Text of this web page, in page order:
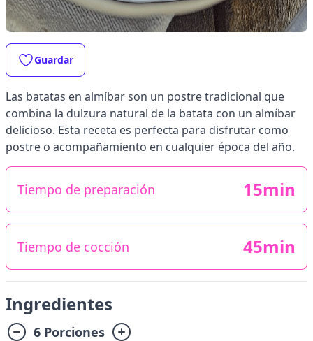
Guardar
Las batatas en almíbar son un postre tradicional que
combina la dulzura natural de la batata con un almíbar
delicioso. Esta receta es perfecta para disfrutar como
postre o acompañamiento en cualquier época del año.
Tiempo de preparación 15min
Tiempo de cocción 45min
Ingredientes
6 Porciones